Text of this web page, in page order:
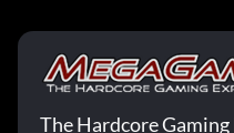
The Hardcore